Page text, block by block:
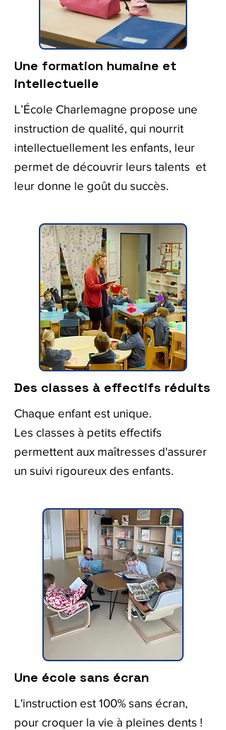
Une formation humaine et
intellectuelle
L’École Charlemagne propose une
instruction de qualité, qui nourrit
intellectuellement les enfants, leur
permet de découvrir leurs talents et
leur donne le goût du succès.
Des classes à effectifs réduits
Chaque enfant est unique.
Les classes à petits effectifs
permettent aux maîtresses d'assurer
un suivi rigoureux des enfants.
Une école sans écran
L'instruction est 100% sans écran,
pour croquer la vie à pleines dents !